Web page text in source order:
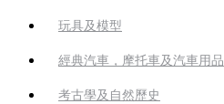
玩具及模型
經典汽車，摩托車及汽車用品
考古學及自然歷史